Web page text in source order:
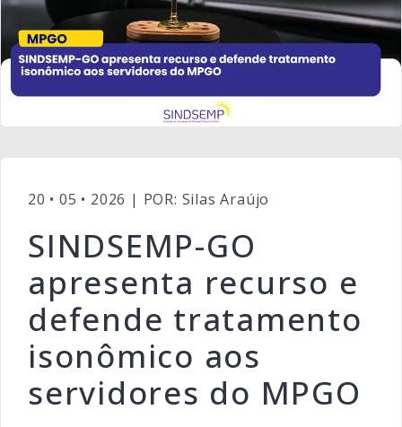
20 • 05 • 2026 | POR: Silas Araújo
SINDSEMP-GO
apresenta recurso e
defende tratamento
isonômico aos
servidores do MPGO